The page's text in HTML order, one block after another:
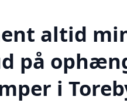
altid
på
i